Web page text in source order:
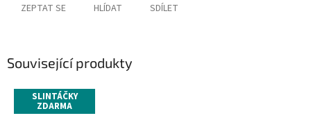
ZEPTAT SE HLÍDAT SDÍLET
Související produkty
SLINTÁČKY
ZDARMA